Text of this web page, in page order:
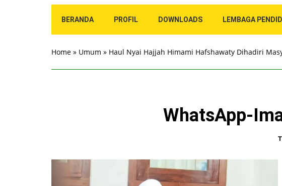
BERANDA PROFIL DOWNLOADS LEMBAGA
Home » Umum » Haul Nyai Hajjah Himami Hafshawaty Dihadiri
WhatsApp-